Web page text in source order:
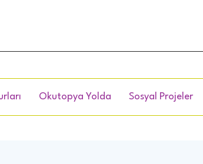
Okutopya Yolda Sosyal Projeler